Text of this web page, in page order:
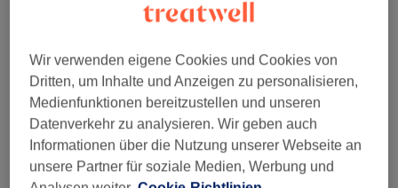
Sena Kosmetik
4,9
396 Bewertungen
Stadtbezirk I, Essen
Auf Karte anzeigen
Gesichtsbehandlung - Microdermabrasion
1 Std. - 1 Std. 30 Min.
ab 95 €
Wir verwenden eigene Cookies und Cookies von
Dritten, um Inhalte und Anzeigen zu personalisieren,
Medienfunktionen bereitzustellen und unseren
Datenverkehr zu analysieren. Wir geben auch
Informationen über die Nutzung unserer Webseite an
unsere Partner für soziale Medien, Werbung und